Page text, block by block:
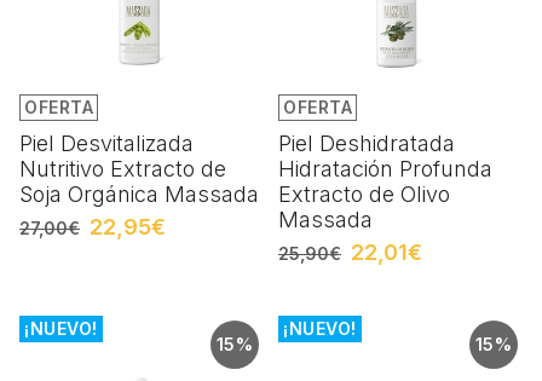
OFERTA
Piel Desvitalizada
Nutritivo Extracto de
Soja Orgánica Massada
27,00€ 22,95€
OFERTA
Piel Deshidratada
Hidratación Profunda
Extracto de Olivo
Massada
25,90€ 22,01€
15%
¡NUEVO!
15%
¡NUEVO!